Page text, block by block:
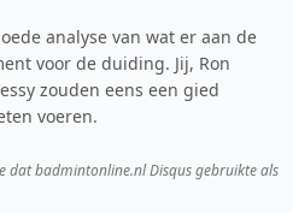
analyse van wat er aan de
voor de duiding. Jij, Ron
zouden eens een gied
voeren.
dat badmintonline.nl Disqus gebruikte als